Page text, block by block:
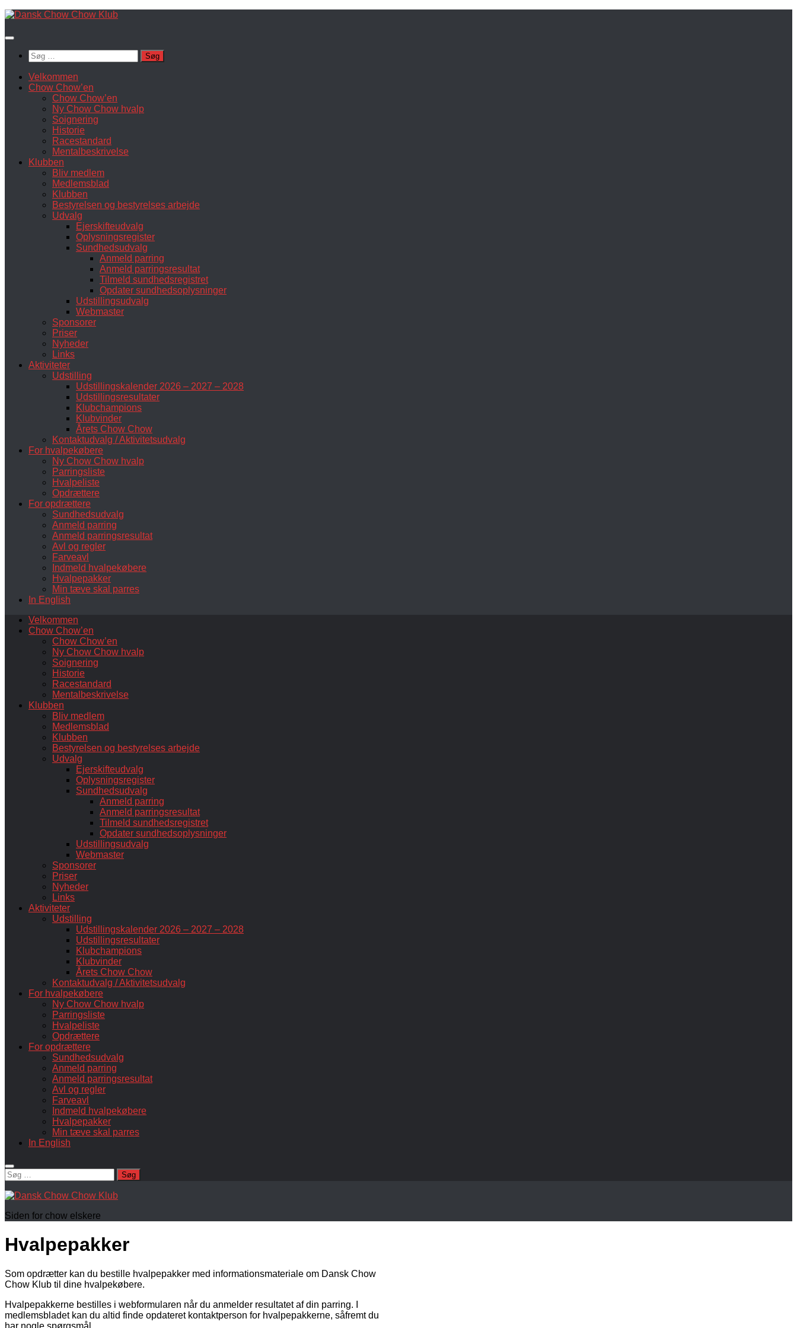
Skip
content
Søg
efter:
Velkommen
Chow Chow’en
Chow Chow’en
Ny Chow Chow hvalp
Soignering
Historie
Racestandard
Mentalbeskrivelse
Klubben
Bliv medlem
Medlemsblad
Klubben
Bestyrelsen og bestyrelses arbejde
Udvalg
Ejerskifteudvalg
Oplysningsregister
Sundhedsudvalg
Anmeld parring
Anmeld parringsresultat
Tilmeld sundhedsregistret
Opdater sundhedsoplysninger
Udstillingsudvalg
Webmaster
Sponsorer
Priser
Nyheder
Links
Aktiviteter
Udstilling
Udstillingskalender 2026 – 2027 – 2028
Udstillingsresultater
Klubchampions
Klubvinder
Årets Chow Chow
Kontaktudvalg / Aktivitetsudvalg
For hvalpekøbere
Ny Chow Chow hvalp
Parringsliste
Hvalpeliste
Opdrættere
For opdrættere
Sundhedsudvalg
Anmeld parring
Anmeld parringsresultat
Avl og regler
Farveavl
Indmeld hvalpekøbere
Hvalpepakker
Min tæve skal parres
In English
Velkommen
Chow Chow’en
Chow Chow’en
Ny Chow Chow hvalp
Soignering
Historie
Racestandard
Mentalbeskrivelse
Klubben
Bliv medlem
Medlemsblad
Klubben
Bestyrelsen og bestyrelses arbejde
Udvalg
Ejerskifteudvalg
Oplysningsregister
Sundhedsudvalg
Anmeld parring
Anmeld parringsresultat
Tilmeld sundhedsregistret
Opdater sundhedsoplysninger
Udstillingsudvalg
Webmaster
Sponsorer
Priser
Nyheder
Links
Aktiviteter
Udstilling
Udstillingskalender 2026 – 2027 – 2028
Udstillingsresultater
Klubchampions
Klubvinder
Årets Chow Chow
Kontaktudvalg / Aktivitetsudvalg
For hvalpekøbere
Ny Chow Chow hvalp
Parringsliste
Hvalpeliste
Opdrættere
For opdrættere
Sundhedsudvalg
Anmeld parring
Anmeld parringsresultat
Avl og regler
Farveavl
Indmeld hvalpekøbere
Hvalpepakker
Min tæve skal parres
In English
Søg
efter:
Siden for chow elskere
Hvalpepakker
Som opdrætter kan du bestille hvalpepakker med informationsmateriale om Dansk Chow
Chow Klub til dine hvalpekøbere.
Hvalpepakkerne bestilles i webformularen når du anmelder resultatet af din parring. I
medlemsbladet kan du altid finde opdateret kontaktperson for hvalpepakkerne, såfremt du
har nogle spørgsmål